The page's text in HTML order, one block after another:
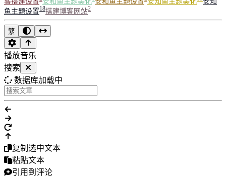
鱼主题设置18搭建博客网站2
繁
播放音乐
搜索
数据库加载中
复制选中文本
粘贴文本
引用到评论